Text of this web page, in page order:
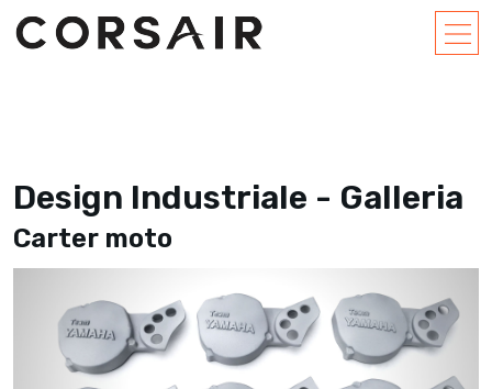
Design Industriale - Galleria
Carter moto